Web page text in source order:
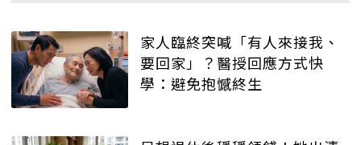
家人臨終突喊「有人來接我、
要回家」？醫授回應方式快
學：避免抱憾終生